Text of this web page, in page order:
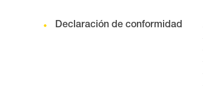
Declaración de conformidad